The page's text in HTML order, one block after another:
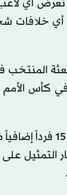
في حال تعرض
أي خلافات
المنتخب
الأمم
في سياق متصل، نفى الاتحاد
على